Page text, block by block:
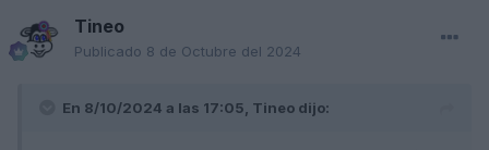
Tineo
Publicado 8 de Octubre del 2024
En 8/10/2024 a las 17:05, Tineo dijo: